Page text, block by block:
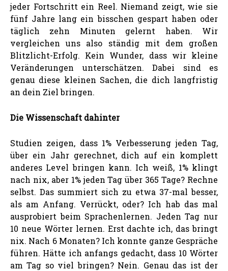
jeder Fortschritt ein Reel. Niemand zeigt, wie sie
fünf Jahre lang ein bisschen gespart haben oder
täglich zehn Minuten gelernt haben. Wir
vergleichen uns also ständig mit dem großen
Blitzlicht-Erfolg. Kein Wunder, dass wir kleine
Veränderungen unterschätzen. Dabei sind es
genau diese kleinen Sachen, die dich langfristig
an dein Ziel bringen.
Die Wissenschaft dahinter
Studien zeigen, dass 1% Verbesserung jeden Tag,
über ein Jahr gerechnet, dich auf ein komplett
anderes Level bringen kann. Ich weiß, 1% klingt
nach nix, aber 1% jeden Tag über 365 Tage? Rechne
selbst. Das summiert sich zu etwa 37-mal besser,
als am Anfang. Verrückt, oder? Ich hab das mal
ausprobiert beim Sprachenlernen. Jeden Tag nur
10 neue Wörter lernen. Erst dachte ich, das bringt
nix. Nach 6 Monaten? Ich konnte ganze Gespräche
führen. Hätte ich anfangs gedacht, dass 10 Wörter
am Tag so viel bringen? Nein. Genau das ist der